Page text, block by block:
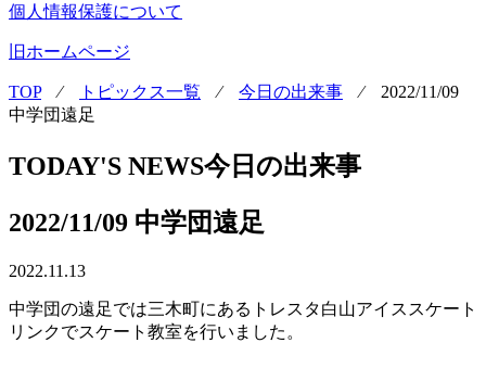
個人情報保護について
旧ホームページ
TOP⁄ トピックス一覧 ⁄ 今日の出来事 ⁄ 2022/11/09
中学団遠足
TODAY'S NEWS今日の出来事
2022/11/09 中学団遠足
2022.11.13
中学団の遠足では三木町にあるトレスタ白山アイススケート
リンクでスケート教室を行いました。